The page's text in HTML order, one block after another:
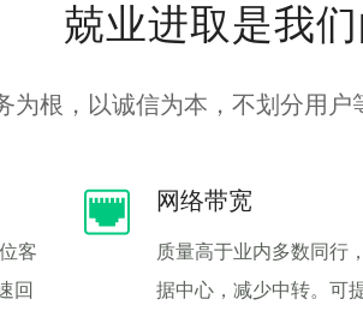
兢业进取是我
为根，以诚信为本，不划分用户
客
回
网络带宽
质量高于业内多数同行
据中心，减少中转。可